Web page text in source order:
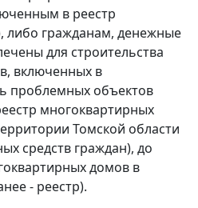
в реестр
либо гражданам, денежные
для строительства
включенных в
проблемных объектов
многоквартирных
Томской области
средств граждан), до
домов в
- реестр).